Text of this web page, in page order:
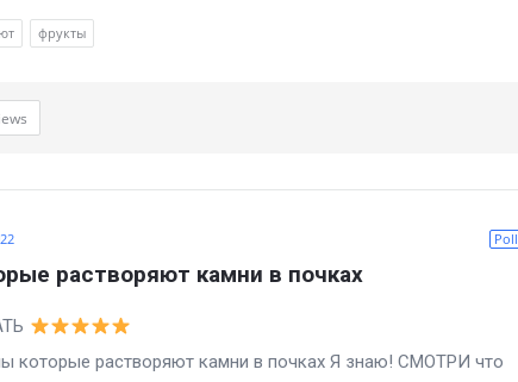
фрукты
Poll
растворяют камни в почках
которые растворяют камни в почках Я знаю! СМОТРИ что